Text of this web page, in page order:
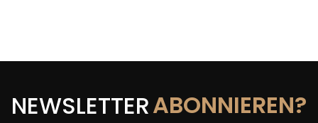
NEWSLETTERABONNIEREN?